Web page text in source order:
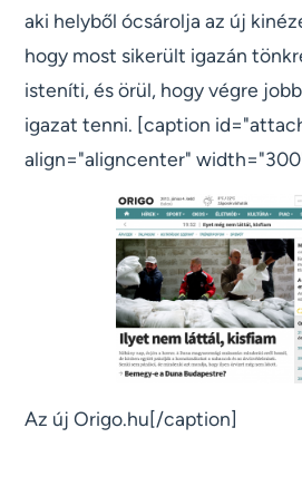
aki helyből ócsárolja az új
hogy most sikerült igazán
isteníti, és örül, hogy végre
igazat tenni. [caption
align="aligncenter"
Az új Origo.hu[/caption]